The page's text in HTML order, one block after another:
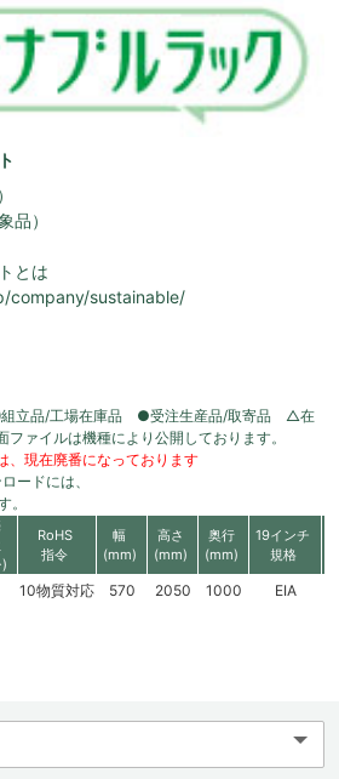
品）
とは
company/sustainable/
立品/工場在庫品 ●受注生産品/取寄品 △在
ァイルは機種により公開しております。
、現在廃番になっております
ードには、
。
RoHS
指令
幅
(mm)
高さ
(mm)
奥行
(mm)
19インチ
規格
10物質対応 570 2050 1000 EIA